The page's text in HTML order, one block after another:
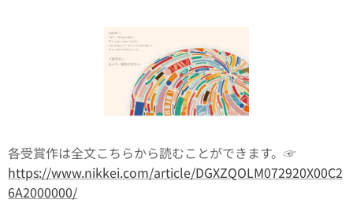
各受賞作は全文こちらから読むことができます。☞
https://www.nikkei.com/article/DGXZQOLM072920X00C2
6A2000000/